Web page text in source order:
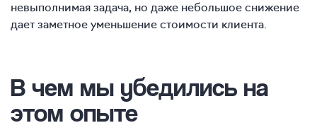
невыполнимая задача, но даже небольшое снижение
дает заметное уменьшение стоимости клиента.
В чем мы убедились на
этом опыте